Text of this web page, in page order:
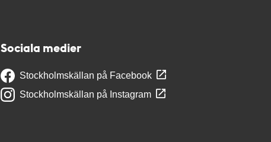
Sociala medier
Stockholmskällan på Facebook
Stockholmskällan på Instagram